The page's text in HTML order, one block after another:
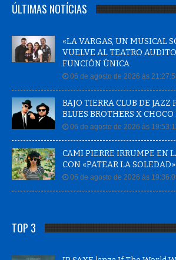
ÚLTIMAS NOTÍCIAS
«LA VARGAS, UN MUSICAL
VUELVE AL TEATRO
FUNCIÓN ÚNICA
06 de agosto de 2026 às
BAJO TIERRA CLUB DE JAZZ
BLUES BROTHERS X
06 de agosto de 2026 às
CAMI PIERRE IRRUMPE EN
CON «PATEAR LA SOLEDAD»
06 de agosto de 2026 às
TOP 3